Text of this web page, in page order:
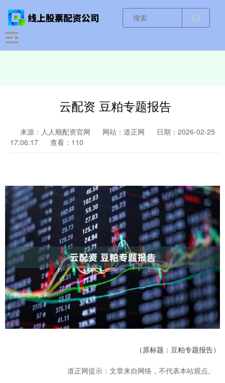
云配资 豆粕专题报告
来源：人人顺配资官网 网站：道正网
日期：2026-02-25
17:06:17
查看：110
（原标题：豆粕专题报告）
道正网提示：文章来自网络，不代表本站观点。